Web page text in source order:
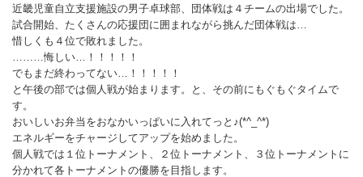
近畿児童自立支援施設の男子卓球部、団体戦は４チームの出場でした。
試合開始、たくさんの応援団に囲まれながら挑んだ団体戦は…
惜しくも４位で敗れました。
………悔しい…！！！！！
でもまだ終わってない…！！！！！
と午後の部では個人戦が始まります。と、その前にもぐもぐタイムで
す。
おいしいお弁当をおなかいっぱいに入れてっと♪(*^_^*)
エネルギーをチャージしてアップを始めました。
個人戦では１位トーナメント、２位トーナメント、３位トーナメントに
分かれて各トーナメントの優勝を目指します。